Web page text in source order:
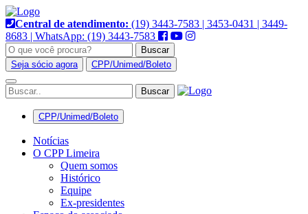
Pular
para
o
conteúdo
Central de atendimento: (19) 3443-7583 | 3453-0431 | 3449-
8683 | WhatsApp: (19) 3443-7583
Buscar
Seja sócio agora
CPP/Unimed/Boleto
Alternar
navegação
CPP/Unimed/Boleto
Notícias
O CPP Limeira
Quem somos
Histórico
Equipe
Ex-presidentes